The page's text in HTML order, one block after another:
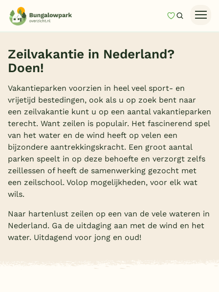
MijnZoeken
Last minutes
Zomervakantie
Nazomeren
Vakantiehuizen
Vakantiepark keuzehulp
Onze vakantiegidsen
Subtropisch zwembad
Overdekt zwembad
Zeilvakantie in Nederland?
Doen!
Vakantieparken voorzien in heel veel sport- en
vrijetijd bestedingen, ook als u op zoek bent naar
een zeilvakantie kunt u op een aantal vakantieparken
terecht. Want zeilen is populair. Het fascinerend spel
van het water en de wind heeft op velen een
bijzondere aantrekkingskracht. Een groot aantal
parken speelt in op deze behoefte en verzorgt zelfs
zeillessen of heeft de samenwerking gezocht met
een zeilschool. Volop mogelijkheden, voor elk wat
wils.
Naar hartenlust zeilen op een van de vele wateren in
Nederland. Ga de uitdaging aan met de wind en het
water. Uitdagend voor jong en oud!